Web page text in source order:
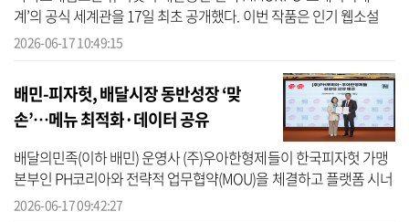
계’의 공식 세계관을 17일 최초 공개했다. 이번 작품은 인기 웹소설
‘멸귀수도전’의 IP(지식재산권)을 기반으로 한다. ‘멸귀수도전’은 콘텐
2026-06-17 10:49:15
배민-피자헛, 배달시장 동반성장 ‘맞
손’…메뉴 최적화·데이터 공유
배달의민족(이하 배민) 운영사 (주)우아한형제들이 한국피자헛 가맹
본부인 PH코리아와 전략적 업무협약(MOU)을 체결하고 플랫폼 시너
지 확대와 브랜드 경쟁력 강화에 나선다고 17일 밝혔다. 양사는 이번
2026-06-17 09:42:27